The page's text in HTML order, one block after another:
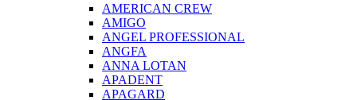
AMERICAN CREW
AMIGO
ANGEL PROFESSIONAL
ANGFA
ANNA LOTAN
APADENT
APAGARD